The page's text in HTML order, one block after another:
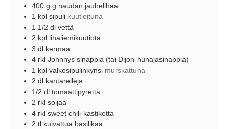
400 g g naudan jauhelihaa
1 kpl sipuli kuutioituna
1 1/2 dl vettä
2 kpl lihaliemikuutiota
3 dl kermaa
4 rkl Johnnys sinappia (tai Dijon-hunajasinappia)
1 kpl valkosipulinkynsi murskattuna
2 dl kantarelleja
1/2 dl tomaattipyrettä
2 rkl soijaa
4 rkl sweet chili-kastiketta
2 tl kuivattua basilikaa